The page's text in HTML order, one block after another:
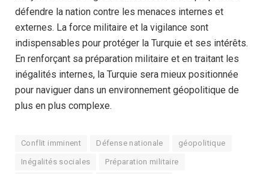
défendre la nation contre les menaces internes et
externes. La force militaire et la vigilance sont
indispensables pour protéger la Turquie et ses intérêts.
En renforçant sa préparation militaire et en traitant les
inégalités internes, la Turquie sera mieux positionnée
pour naviguer dans un environnement géopolitique de
plus en plus complexe.
Conflit imminent Défense nationale géopolitique
Inégalités sociales Préparation militaire